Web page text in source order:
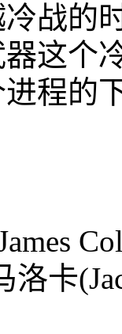
战的
这个
程的
洛卡